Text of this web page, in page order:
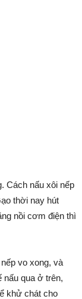
Cách nấu xôi nếp
thời nay hút
nồi cơm điện thì
vo xong, và
nấu qua ở trên,
khử chát cho